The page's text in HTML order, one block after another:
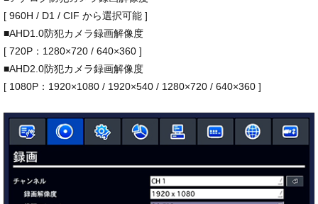
[ 960H / D1 / CIF から選択可能 ]
■AHD1.0防犯カメラ録画解像度
[ 720P：1280×720 / 640×360 ]
■AHD2.0防犯カメラ録画解像度
[ 1080P：1920×1080 / 1920×540 / 1280×720 / 640×360 ]